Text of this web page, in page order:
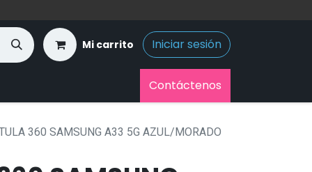
Mi carrito Iniciar sesión
Contáctenos
360 SAMSUNG A33 5G AZUL/MORADO